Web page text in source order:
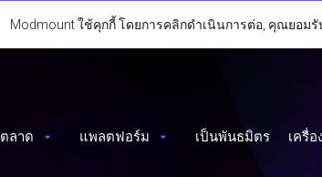
ตลาด แพลตฟอร์ม เป็นพันธมิตร เครื่
Modmount ใช้คุกกี้ โดยการคลิกดำเนินการต่อ, คุณยอม